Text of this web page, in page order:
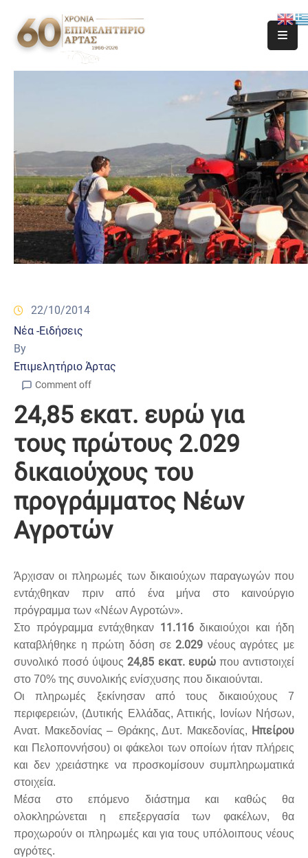
22/10/2014
Νέα -Ειδήσεις
By
Επιμελητήριο Άρτας
Comment off
24,85 εκατ. ευρώ για
τους πρώτους 2.029
δικαιούχους του
προγράμματος Νέων
Αγροτών
Άρχισαν οι πληρωμές των δικαιούχων παραγωγών που
εντάχθηκαν πριν από ένα μήνα στο καινούργιο
πρόγραμμα των «Νέων Αγροτών».
Στο πρόγραμμα εντάχθηκαν 11.116δικαιούχοι και ήδη
καταβλήθηκε η πρώτη δόση σε2.029 νέους αγρότες με
συνολικό ποσό ύψους24,85 εκατ. ευρώπου αντιστοιχεί
στο 70% της συνολικής ενίσχυσης που δικαιούνται.
Οι πληρωμές ξεκίνησαν από τους δικαιούχους 7
περιφερειών, (Δυτικής Ελλάδας, Αττικής, Ιονίων Νήσων,
Ανατ. Μακεδονίας – Θράκης, Δυτ. Μακεδονίας, Ηπείρου
και Πελοποννήσου) οι φάκελοι των οποίων ήταν πλήρεις
και δεν χρειάστηκε να προσκομίσουν συμπληρωματικά
στοιχεία.
Μέσα στο επόμενο διάστημα και καθώς θα
ολοκληρώνεται η επεξεργασία των φακέλων, θα
προχωρούν οι πληρωμές και για τους υπόλοιπους νέους
αγρότες.